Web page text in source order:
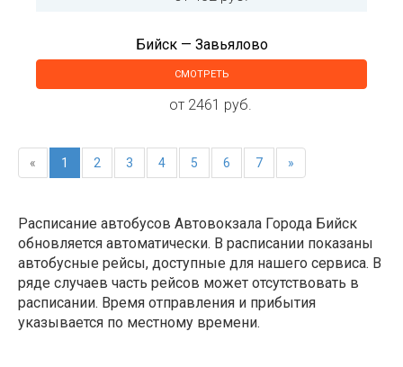
Бийск — Завьялово
СМОТРЕТЬ
от 2461 руб.
« 1 2 3 4 5 6 7 »
Расписание автобусов Автовокзала Города Бийск
обновляется автоматически. В расписании показаны
автобусные рейсы, доступные для нашего сервиса. В
ряде случаев часть рейсов может отсутствовать в
расписании. Время отправления и прибытия
указывается по местному времени.